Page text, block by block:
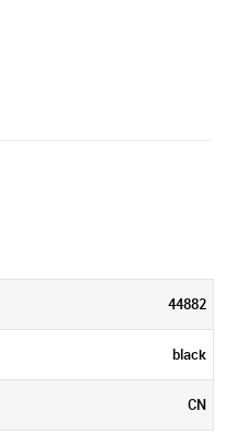
44882
black
CN